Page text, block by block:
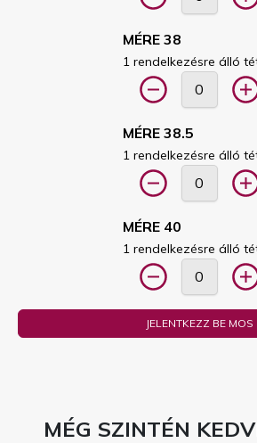
MÉRE 38
1 rendelkezésre álló
MÉRE 38.5
1 rendelkezésre álló
MÉRE 40
1 rendelkezésre álló
JELENTKEZZ BE MOS
MÉG SZINTÉN